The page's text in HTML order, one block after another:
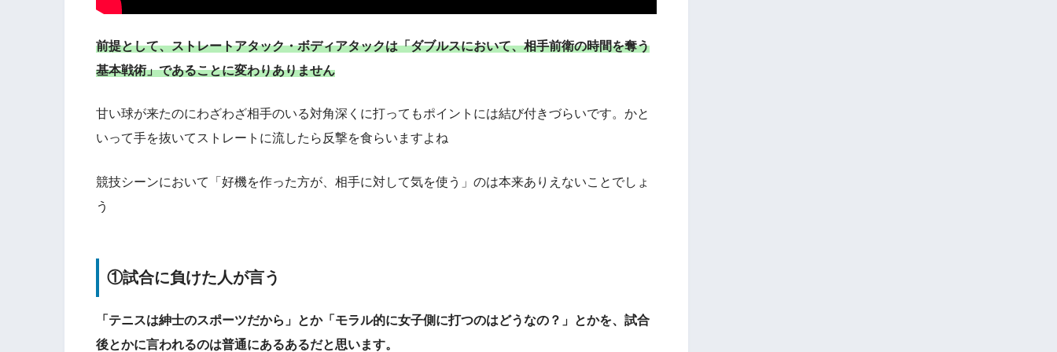
前提として、ストレートアタック・ボディアタックは「ダブルスにおいて、相手前衛の時間を奪う
基本戦術」であることに変わりありません
甘い球が来たのにわざわざ相手のいる対角深くに打ってもポイントには結び付きづらいです。かと
いって手を抜いてストレートに流したら反撃を食らいますよね
競技シーンにおいて「好機を作った方が、相手に対して気を使う」のは本来ありえないことでしょ
う
①試合に負けた人が言う
「テニスは紳士のスポーツだから」とか「モラル的に女子側に打つのはどうなの？」とかを、試合
後とかに言われるのは普通にあるあるだと思います。